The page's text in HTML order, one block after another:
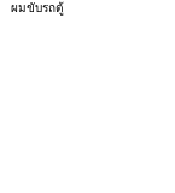
ผมขับรถตู้